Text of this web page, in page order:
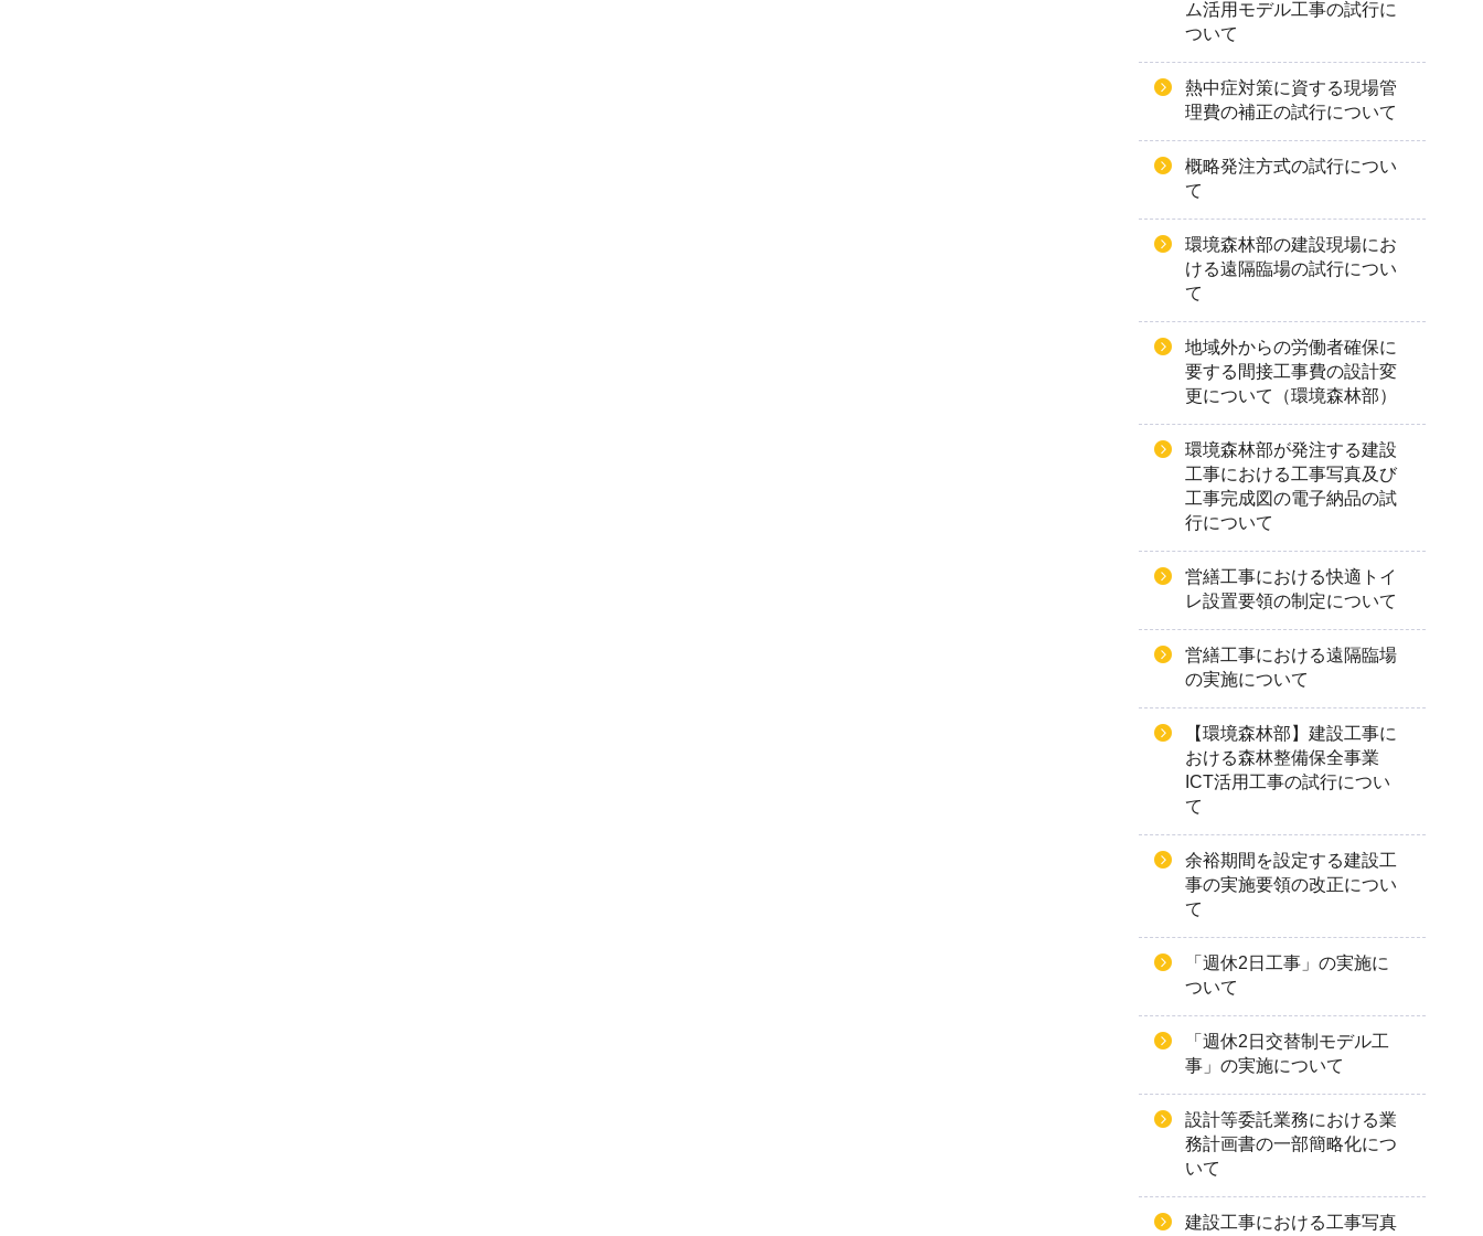
ム活用モデル工事の試行に
ついて
熱中症対策に資する現場管
理費の補正の試行について
概略発注方式の試行につい
て
環境森林部の建設現場にお
ける遠隔臨場の試行につい
て
地域外からの労働者確保に
要する間接工事費の設計変
更について（環境森林部）
環境森林部が発注する建設
工事における工事写真及び
工事完成図の電子納品の試
行について
営繕工事における快適トイ
レ設置要領の制定について
営繕工事における遠隔臨場
の実施について
【環境森林部】建設工事に
おける森林整備保全事業
ICT活用工事の試行につい
て
余裕期間を設定する建設工
事の実施要領の改正につい
て
「週休2日工事」の実施に
ついて
「週休2日交替制モデル工
事」の実施について
設計等委託業務における業
務計画書の一部簡略化につ
いて
建設工事における工事写真